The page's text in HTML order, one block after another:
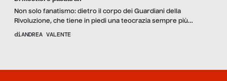
Non solo fanatismo: dietro il corpo dei Guardiani della
Rivoluzione, che tiene in piedi una teocrazia sempre più
cruenta, ci sono forti ragioni economiche e motivazioni che
diANDREA VALENTE